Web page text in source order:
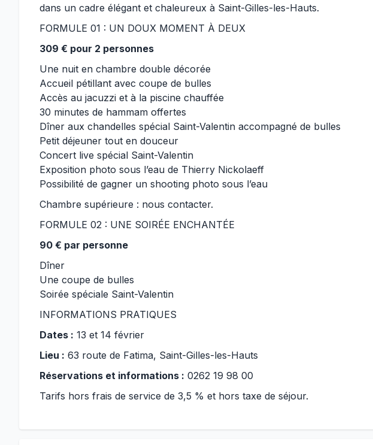
dans un cadre élégant et chaleureux à Saint-Gilles-les-Hauts.
FORMULE 01 : UN DOUX MOMENT À DEUX
309 € pour 2 personnes
Une nuit en chambre double décorée
Accueil pétillant avec coupe de bulles
Accès au jacuzzi et à la piscine chauffée
30 minutes de hammam offertes
Dîner aux chandelles spécial Saint-Valentin accompagné de bulles
Petit déjeuner tout en douceur
Concert live spécial Saint-Valentin
Exposition photo sous l’eau de Thierry Nickolaeff
Possibilité de gagner un shooting photo sous l’eau
Chambre supérieure : nous contacter.
FORMULE 02 : UNE SOIRÉE ENCHANTÉE
90 € par personne
Dîner
Une coupe de bulles
Soirée spéciale Saint-Valentin
INFORMATIONS PRATIQUES
Dates : 13 et 14 février
Lieu : 63 route de Fatima, Saint-Gilles-les-Hauts
Réservations et informations : 0262 19 98 00
Tarifs hors frais de service de 3,5 % et hors taxe de séjour.